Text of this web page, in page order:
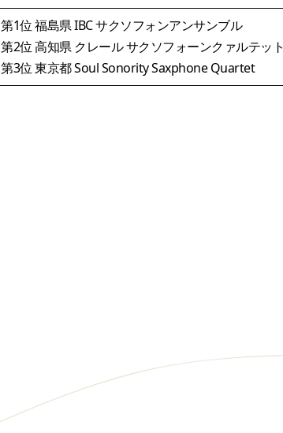
第1位 福島県 IBC サクソフォンアンサンブル
第2位 高知県 クレール サクソフォーンクァルテット
第3位 東京都 Soul Sonority Saxphone Quartet